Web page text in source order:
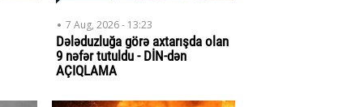
7 Aug, 2026 - 13:23
Dələduzluğa görə axtarışda olan
9 nəfər tutuldu - DİN-dən
AÇIQLAMA